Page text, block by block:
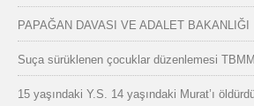
PAPAĞAN DAVASI VE ADALET BAKANLIĞI
Suça sürüklenen çocuklar düzenlemesi
15 yaşındaki Y.S. 14 yaşındaki Murat’ı